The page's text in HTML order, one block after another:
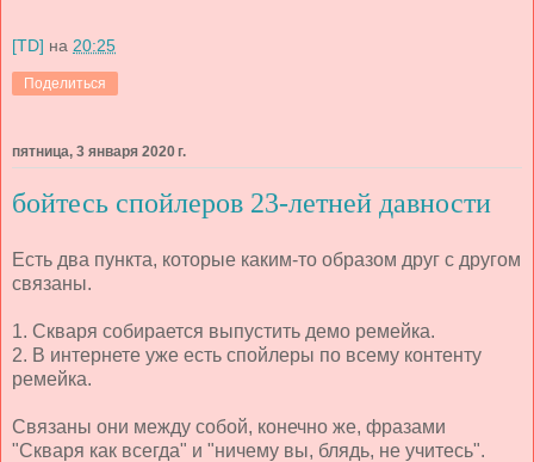
[TD] на 20:25
Поделиться
пятница, 3 января 2020 г.
бойтесь спойлеров 23-летней давности
Есть два пункта, которые каким-то образом друг с другом
связаны.
1. Скваря собирается выпустить демо ремейка.
2. В интернете уже есть спойлеры по всему контенту
ремейка.
Связаны они между собой, конечно же, фразами
"Скваря как всегда" и "ничему вы, блядь, не учитесь".